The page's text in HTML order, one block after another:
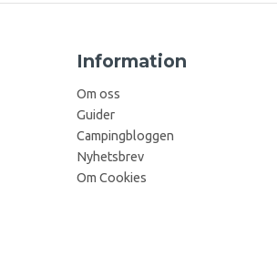
Information
Om oss
Guider
Campingbloggen
Nyhetsbrev
Om Cookies